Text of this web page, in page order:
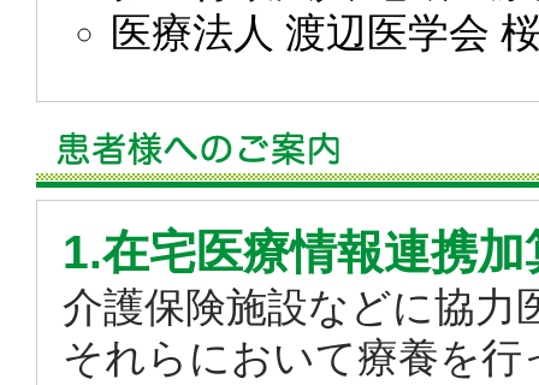
医療法人 渡辺医学会
1.在宅医療情報連携加
介護保険施設などに協力
それらにおいて療養を